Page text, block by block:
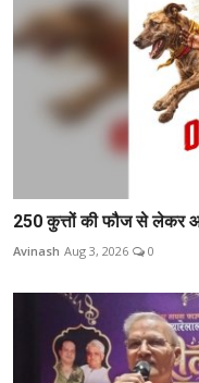
250 कुत्तों की फौज से लेकर
Avinash Aug 3, 2026 0